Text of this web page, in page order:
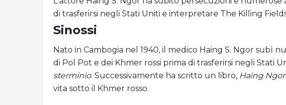
di trasferirsi negli Stati Uniti e interpretare The Killing
Sinossi
Nato in Cambogia nel 1940, il medico Haing S. Ngor subì
di Pol Pot e dei Khmer rossi prima di trasferirsi negli Stati
sterminio. Successivamente ha scritto un libro, Haing
vita sotto il Khmer rosso.